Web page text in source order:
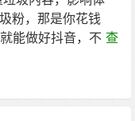
粉，那是你花钱
能做好抖音，不 查